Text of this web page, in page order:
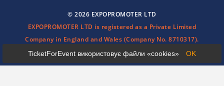
TicketForEvent використовує файли «cookies» OK
© 2026 EXPOPROMOTER LTD
EXPOPROMOTER LTD is registered as a Private Limited
Company in England and Wales (Company No. 8710317).